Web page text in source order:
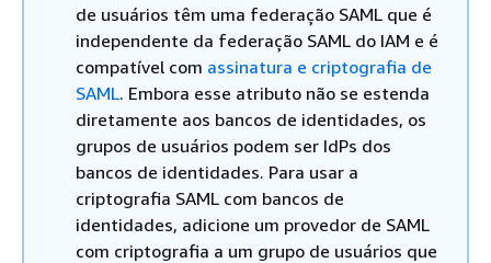
de usuários têm uma federação SAML que é
independente da federação SAML do IAM e é
compatível com assinatura e criptografia de
SAML. Embora esse atributo não se estenda
diretamente aos bancos de identidades, os
grupos de usuários podem ser IdPs dos
bancos de identidades. Para usar a
criptografia SAML com bancos de
identidades, adicione um provedor de SAML
com criptografia a um grupo de usuários que